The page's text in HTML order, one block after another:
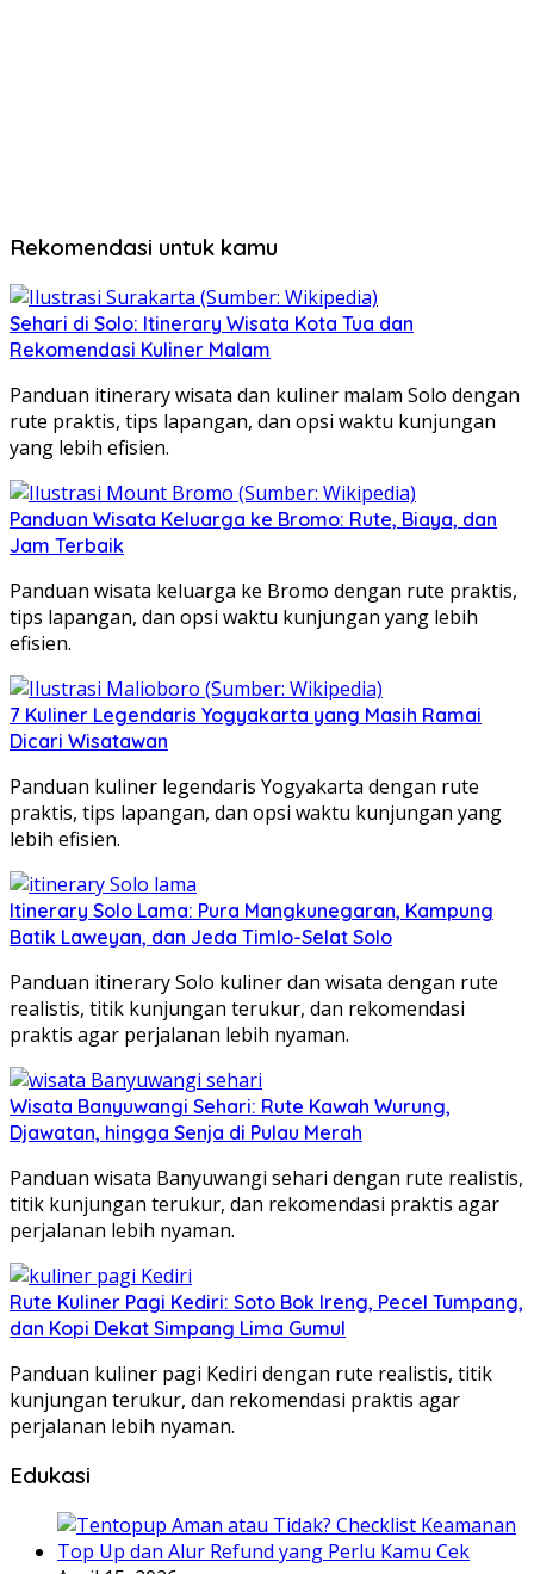
Rekomendasi untuk kamu
Sehari di Solo: Itinerary Wisata Kota Tua dan
Rekomendasi Kuliner Malam
Panduan itinerary wisata dan kuliner malam Solo dengan
rute praktis, tips lapangan, dan opsi waktu kunjungan
yang lebih efisien.
Panduan Wisata Keluarga ke Bromo: Rute, Biaya, dan
Jam Terbaik
Panduan wisata keluarga ke Bromo dengan rute praktis,
tips lapangan, dan opsi waktu kunjungan yang lebih
efisien.
7 Kuliner Legendaris Yogyakarta yang Masih Ramai
Dicari Wisatawan
Panduan kuliner legendaris Yogyakarta dengan rute
praktis, tips lapangan, dan opsi waktu kunjungan yang
lebih efisien.
Itinerary Solo Lama: Pura Mangkunegaran, Kampung
Batik Laweyan, dan Jeda Timlo-Selat Solo
Panduan itinerary Solo kuliner dan wisata dengan rute
realistis, titik kunjungan terukur, dan rekomendasi
praktis agar perjalanan lebih nyaman.
Wisata Banyuwangi Sehari: Rute Kawah Wurung,
Djawatan, hingga Senja di Pulau Merah
Panduan wisata Banyuwangi sehari dengan rute realistis,
titik kunjungan terukur, dan rekomendasi praktis agar
perjalanan lebih nyaman.
Rute Kuliner Pagi Kediri: Soto Bok Ireng, Pecel Tumpang,
dan Kopi Dekat Simpang Lima Gumul
Panduan kuliner pagi Kediri dengan rute realistis, titik
kunjungan terukur, dan rekomendasi praktis agar
perjalanan lebih nyaman.
Edukasi